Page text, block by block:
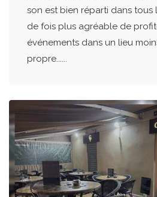
son est bien réparti dans tous
de fois plus agréable de
événements dans un lieu
propre......